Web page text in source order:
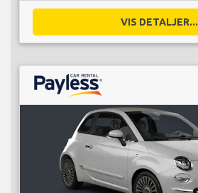
VIS DETALJER...